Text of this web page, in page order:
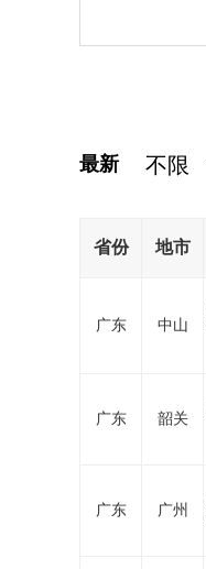
最新
省份 地市
广东 中山
广东 韶关
广东 广州